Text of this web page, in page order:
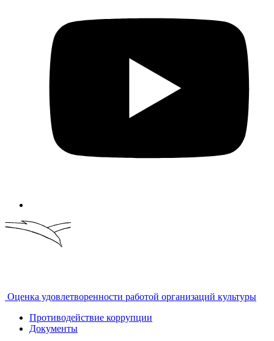
Оценка удовлетворенности работой организаций культуры
Противодействие коррупции
Документы